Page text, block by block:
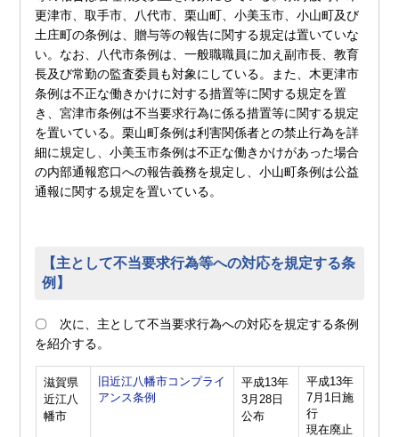
更津市、取手市、八代市、栗山町、小美玉市、小山町及び
土庄町の条例は、贈与等の報告に関する規定は置いていな
い。なお、八代市条例は、一般職職員に加え副市長、教育
長及び常勤の監査委員も対象にしている。また、木更津市
条例は不正な働きかけに対する措置等に関する規定を置
き、宮津市条例は不当要求行為に係る措置等に関する規定
を置いている。栗山町条例は利害関係者との禁止行為を詳
細に規定し、小美玉市条例は不正な働きかけがあった場合
の内部通報窓口への報告義務を規定し、小山町条例は公益
通報に関する規定を置いている。
【主として不当要求行為等への対応を規定する条
例】
〇 次に、主として不当要求行為への対応を規定する条例
を紹介する。
滋賀県
近江八
幡市
旧近江八幡市コンプライ
アンス条例
平成13年
3月28日
公布
平成13年
7月1日施
行
現在廃止